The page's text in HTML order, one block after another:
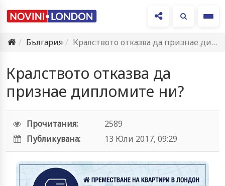
България
Кралството отказва да признае дипломите ни?
Кралството отказва да
признае дипломите ни?
Прочитания:
2589
Публикувана:
13 Юли 2017, 09:29